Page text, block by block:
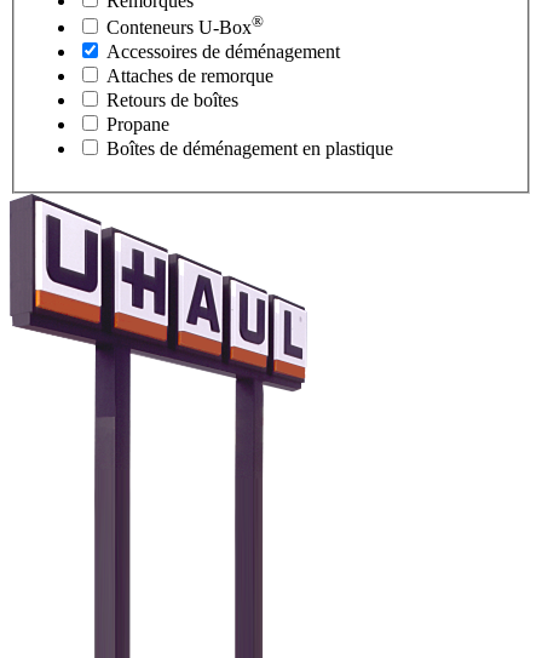
Conteneurs U-Box®
Accessoires de déménagement
Attaches de remorque
Retours de boîtes
Propane
Boîtes de déménagement en plastique